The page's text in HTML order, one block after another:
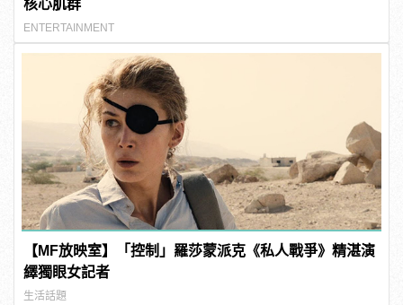
核心肌群
ENTERTAINMENT
【MF放映室】「控制」羅莎蒙派克《私人戰爭》精湛演
繹獨眼女記者
生活話題